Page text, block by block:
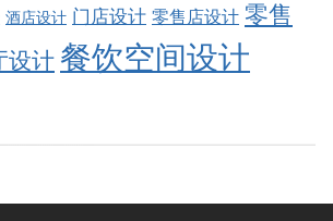
酒店设计 门店设计 零售店设计 零售
设计 餐饮空间设计